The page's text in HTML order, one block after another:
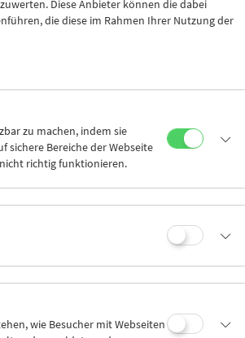
Antonioni, James Benning, Ingmar
Diese Anbieter können die dabei
die diese im Rahmen Ihrer Nutzung der
zu machen, indem sie
Bereiche der Webseite
richtig funktionieren.
wie Besucher mit Webseiten